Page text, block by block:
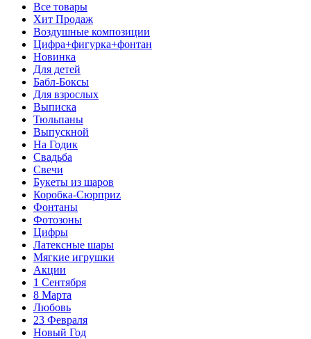
Все товары
Хит Продаж
Воздушные композиции
Цифра+фигурка+фонтан
Новинка
Для детей
Бабл-Боксы
Для взрослых
Выписка
Тюльпаны
Выпускной
На Годик
Свадьба
Свечи
Букеты из шаров
Коробка-Сюрприz
Фонтаны
Фотозоны
Цифры
Латексные шары
Мягкие игрушки
Акции
1 Сентября
8 Марта
Любовь
23 Февраля
Новый Год